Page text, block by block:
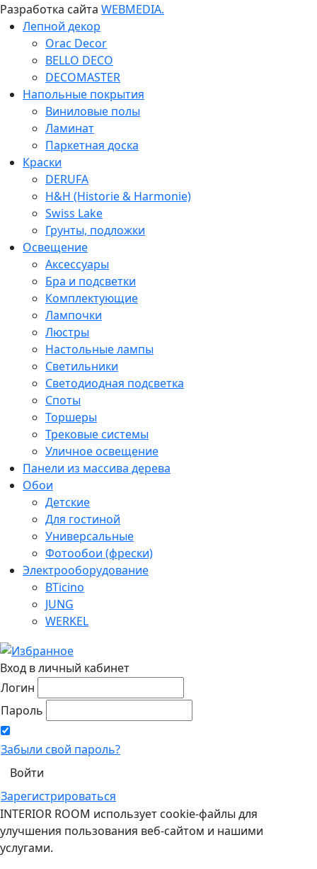
Разработка сайта WEBMEDIA.
Лепной декор
Orac Decor
BELLO DECO
DECOMASTER
Напольные покрытия
Виниловые полы
Ламинат
Паркетная доска
Краски
DERUFA
H&H (Historie & Harmonie)
Swiss Lake
Грунты, подложки
Освещение
Аксессуары
Бра и подсветки
Комплектующие
Лампочки
Люстры
Настольные лампы
Светильники
Светодиодная подсветка
Споты
Торшеры
Трековые системы
Уличное освещение
Панели из массива дерева
Обои
Детские
Для гостиной
Универсальные
Фотообои (фрески)
Электрооборудование
BTicino
JUNG
WERKEL
Вход в личный кабинет
Логин
Пароль
Забыли свой пароль?
Зарегистрироваться
INTERIOR ROOM использует cookie-файлы для
улучшения пользования веб-сайтом и нашими
услугами.